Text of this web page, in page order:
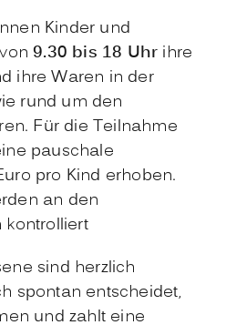
Kinder und
9.30 bis 18 Uhr ihre
ihre Waren in der
rund um den
Für die Teilnahme
pauschale
pro Kind erhoben.
an den
kontrolliert
sind herzlich
spontan entscheidet,
und zahlt eine